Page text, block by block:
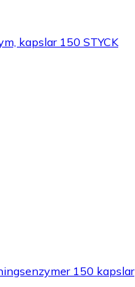
kapslar 150 STYCK
150 kapslar